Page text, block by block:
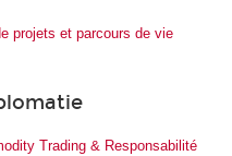
projets et parcours de vie
Trading & Responsabilité